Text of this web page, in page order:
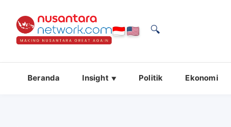
🔍
Beranda Insight Politik Ekonomi